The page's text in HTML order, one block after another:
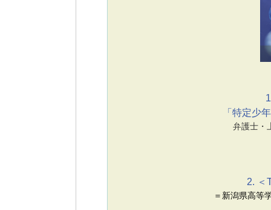
「特定少
弁護士・
2. ＜
＝新潟県高等